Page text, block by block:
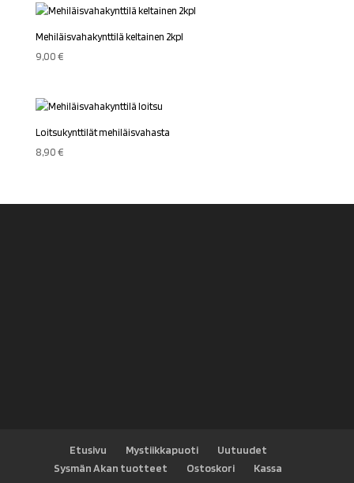
Mehiläisvahakynttilä keltainen 2kpl
9,00€
Loitsukynttilät mehiläisvahasta
8,90€
Etusivu Mystiikkapuoti
Uutuudet
Sysmän Akan tuotteet
Ostoskori
Kassa